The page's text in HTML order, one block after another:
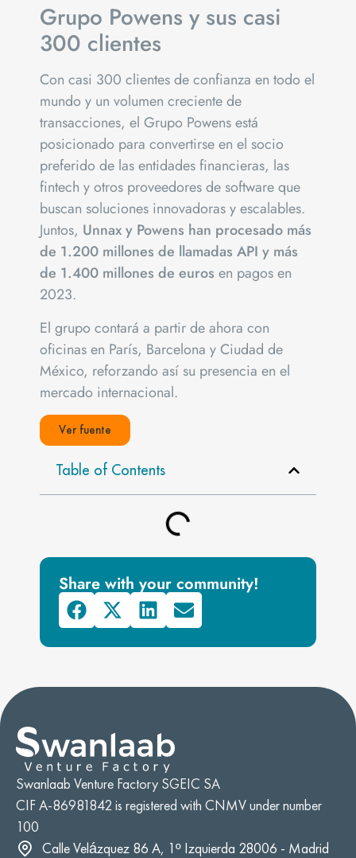
Grupo Powens y sus casi
300 clientes
Con casi 300 clientes de confianza en todo el
mundo y un volumen creciente de
transacciones, el Grupo Powens está
posicionado para convertirse en el socio
preferido de las entidades financieras, las
fintech y otros proveedores de software que
buscan soluciones innovadoras y escalables.
Juntos, Unnax y Powens han procesado más
de 1.200 millones de llamadas API y más
de 1.400 millones de euros en pagos en
2023.
El grupo contará a partir de ahora con
oficinas en París, Barcelona y Ciudad de
México, reforzando así su presencia en el
mercado internacional.
Ver fuente
Table of Contents
Share with your community!
Swanlaab Venture Factory SGEIC SA
CIF A-86981842 is registered with CNMV under number
100
Calle Velázquez 86 A, 1º Izquierda 28006 - Madrid